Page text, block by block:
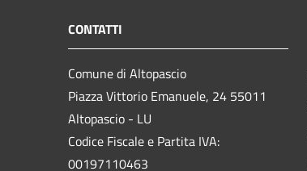
CONTATTI
Comune di Altopascio
Piazza Vittorio Emanuele, 24 55011
Altopascio - LU
Codice Fiscale e Partita IVA:
00197110463